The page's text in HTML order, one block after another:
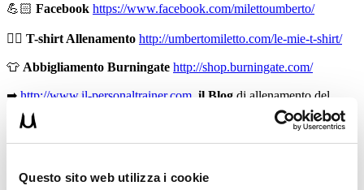
Questo sito web utilizza i cookie
💪🏻 Facebook https://www.facebook.com/milettoumberto/
🏋🏻 T-shirt Allenamento http://umbertomiletto.com/le-mie-t-shirt/
👕 Abbigliamento Burningate http://shop.burningate.com/
➡ http://www.il-personaltrainer.com il Blog di allenamento del
personal trainer Umberto Miletto
risultanti dall’uso di tali informazioni e dalla loro messa in pratica.